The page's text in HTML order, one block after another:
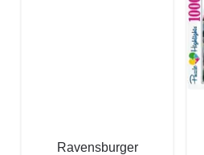
Ravensburger